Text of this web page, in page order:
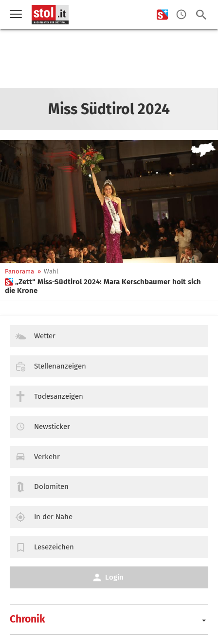
Miss Südtirol 2024
Panorama » Wahl
 „Zett“ Miss-Südtirol 2024: Mara Kerschbaumer holt sich
die Krone
Chronik
Wetter
Stellenanzeigen
Todesanzeigen
Newsticker
Verkehr
Dolomiten
In der Nähe
Lesezeichen
Login